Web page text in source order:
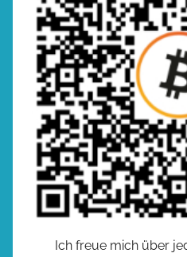
Ich freue mich über